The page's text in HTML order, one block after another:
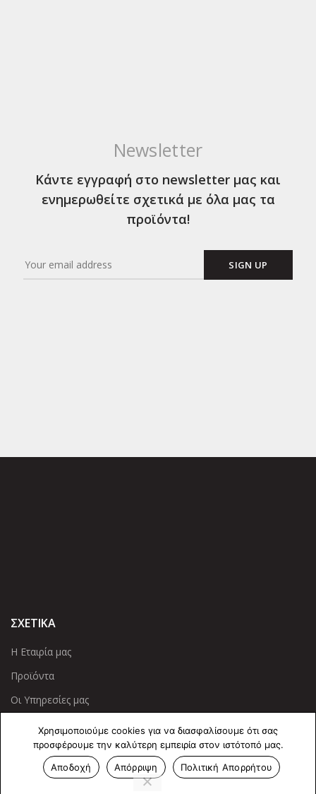
Newsletter
Κάντε εγγραφή στο newsletter μας και
ενημερωθείτε σχετικά με όλα μας τα
προϊόντα!
ΣΧΕΤΙΚΑ
Η Εταιρία μας
Προϊόντα
Οι Υπηρεσίες μας
ΠΛΗΡΟΦΟΡΙΕΣ
Πολιτική Απορρήτου
Χρησιμοποιούμε cookies για να διασφαλίσουμε ότι σας
προσφέρουμε την καλύτερη εμπειρία στον ιστότοπό μας.
Αποδοχή
Απόρριψη Πολιτική Απορρήτου